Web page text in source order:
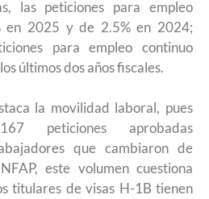
las peticiones para empleo
en 2025 y de 2.5% en 2024;
para empleo continuo
últimos dos años fiscales.
la movilidad laboral, pues
peticiones aprobadas
que cambiaron de
este volumen cuestiona
titulares de visas H-1B tienen